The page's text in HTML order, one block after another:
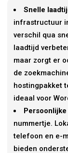
Snelle
infrastructuur
verschil qua
laadtijd
maar zorgt er
de
hostingpakket
ideaal voor
nummertje.
telefoon en e-
bieden